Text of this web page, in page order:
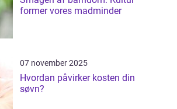
former vores madminder
07 november 2025
Hvordan påvirker kosten din
søvn?